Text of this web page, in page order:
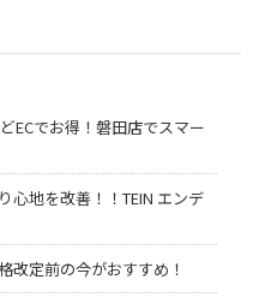
ECでお得！磐田店でスマー
心地を改善！！TEIN エンデ
改定前の今がおすすめ！